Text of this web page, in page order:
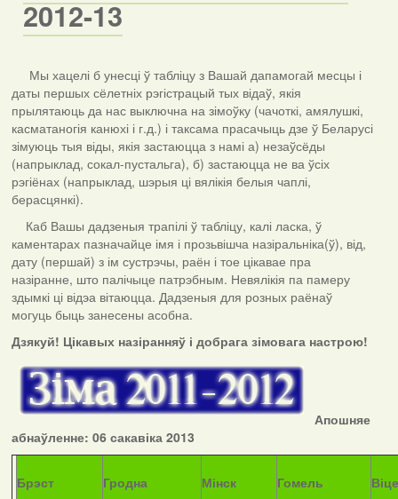
2012-13
Мы хацелі б унесці ў табліцу з Вашай дапамогай месцы і
даты першых сёлетніх рэгістрацый тых відаў, якія
прылятаюць да нас выключна на зімоўку (чачоткі, амялушкі,
касматаногія канюхі і г.д.) і таксама прасачыць дзе ў Беларусі
зімуюць тыя віды, якія застаюцца з намі а) незаўсёды
(напрыклад, сокал-пустальга), б) застаюцца не ва ўсіх
рэгіёнах (напрыклад, шэрыя ці вялікія белыя чаплі,
берасцянкі).
Каб Вашы дадзеныя трапілі ў табліцу, калі ласка, ў
каментарах пазначайце імя і прозьвішча назіральніка(ў), від,
дату (першай) з ім сустрэчы, раён і тое цікавае пра
назіранне, што палічыце патрэбным. Невялікія па памеру
здымкі ці відэа вітаюцца. Дадзеныя для розных раёнаў
могуць быць занесены асобна.
Дзякуй! Цікавых назіранняў і добрага зімовага настрою!
Апошняе
абнаўленне: 06 сакавіка 2013
Брэст
Гродна
Мінск
Гомель